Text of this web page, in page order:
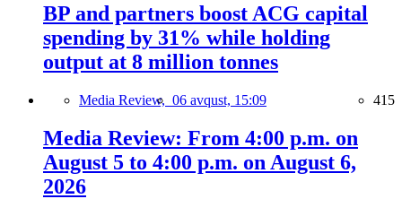
BP and partners boost ACG capital
spending by 31% while holding
output at 8 million tonnes
Media Review, 06 avqust, 15:09 415
Media Review: From 4:00 p.m. on
August 5 to 4:00 p.m. on August 6,
2026